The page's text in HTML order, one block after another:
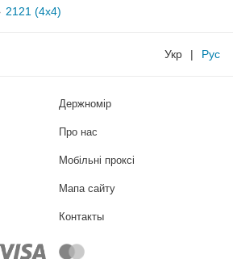
2121 (4x4)
Укр | Рус
Держномір
Про нас
Мобільні проксі
Мапа сайту
Контакты